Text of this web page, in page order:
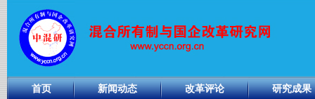
首页 新闻动态 改革评论 研究成果